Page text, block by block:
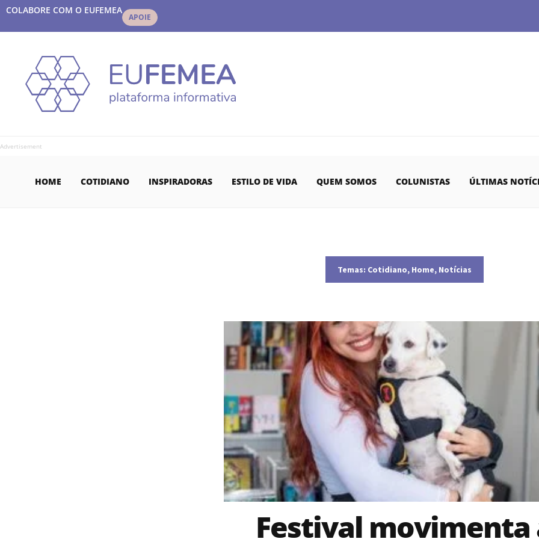
COLABORE COM O EUFEMEA
APOIE
Advertisement
HOME COTIDIANO INSPIRADORAS ESTILO DE VIDA QUEM SOMOS COLUNISTAS ÚLTIMAS
Temas: Cotidiano, Home, Notícias
Festival movimenta